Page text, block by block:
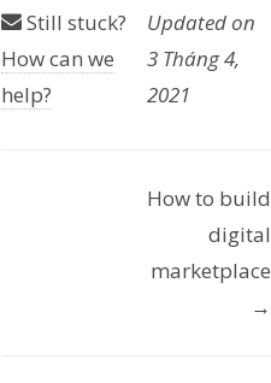
s
Still stuck?
How can we
help?
Updated on
3 Tháng 4,
2021
How to build
digital
marketplace
→